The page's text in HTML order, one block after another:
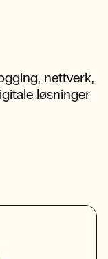
nettverk,
løsninger